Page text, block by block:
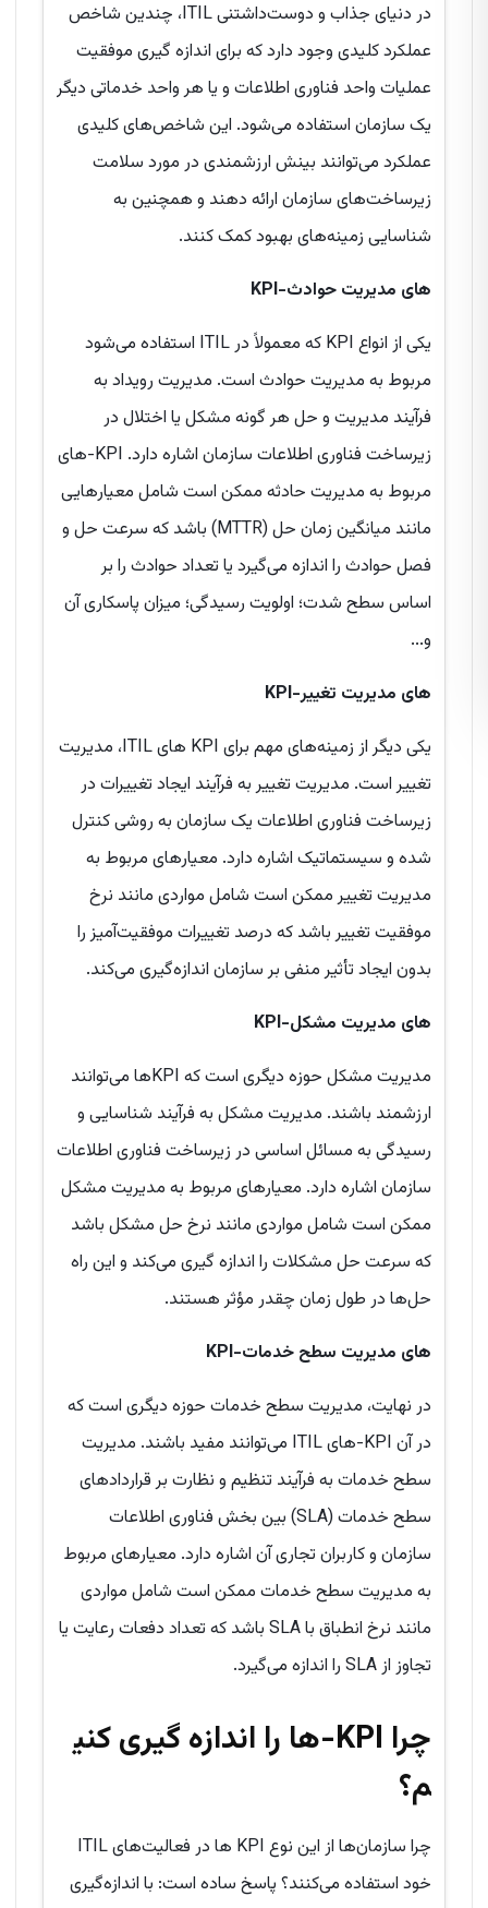
در دنیای جذاب و دوست‌داشتنی ITIL، چندین شاخص
عملکرد کلیدی وجود دارد که برای اندازه گیری موفقیت
عملیات واحد فناوری اطلاعات و یا هر واحد خدماتی دیگر
یک سازمان استفاده می‌شود. این شاخص‌های کلیدی
عملکرد می‌توانند بینش ارزشمندی در مورد سلامت
زیرساخت‌های سازمان ارائه دهند و همچنین به
شناسایی زمینه‌های بهبود کمک کنند.
KPI-های مدیریت حوادث
یکی از انواع KPI که معمولاً در ITIL استفاده می‌شود
مربوط به مدیریت حوادث است. مدیریت رویداد به
فرآیند مدیریت و حل هر گونه مشکل یا اختلال در
زیرساخت فناوری اطلاعات سازمان اشاره دارد. KPI-های
مربوط به مدیریت حادثه ممکن است شامل معیارهایی
مانند میانگین زمان حل (MTTR) باشد که سرعت حل و
فصل حوادث را اندازه می‌گیرد یا تعداد حوادث را بر
اساس سطح شدت؛ اولویت رسیدگی؛ میزان پاسکاری آن
و...
KPI-های مدیریت تغییر
یکی دیگر از زمینه‌های مهم برای KPI های ITIL، مدیریت
تغییر است. مدیریت تغییر به فرآیند ایجاد تغییرات در
زیرساخت فناوری اطلاعات یک سازمان به روشی کنترل
شده و سیستماتیک اشاره دارد. معیارهای مربوط به
مدیریت تغییر ممکن است شامل مواردی مانند نرخ
موفقیت تغییر باشد که درصد تغییرات موفقیت‌آمیز را
بدون ایجاد تأثیر منفی بر سازمان اندازه‌گیری می‌کند.
KPI-های مدیریت مشکل
مدیریت مشکل حوزه دیگری است که KPIها می‌توانند
ارزشمند باشند. مدیریت مشکل به فرآیند شناسایی و
رسیدگی به مسائل اساسی در زیرساخت فناوری اطلاعات
سازمان اشاره دارد. معیارهای مربوط به مدیریت مشکل
ممکن است شامل مواردی مانند نرخ حل مشکل باشد
که سرعت حل مشکلات را اندازه گیری می‌کند و این راه
حل‌ها در طول زمان چقدر مؤثر هستند.
KPI-های مدیریت سطح خدمات
در نهایت، مدیریت سطح خدمات حوزه دیگری است که
در آن KPI-های ITIL می‌توانند مفید باشند. مدیریت
سطح خدمات به فرآیند تنظیم و نظارت بر قراردادهای
سطح خدمات (SLA) بین بخش فناوری اطلاعات
سازمان و کاربران تجاری آن اشاره دارد. معیارهای مربوط
به مدیریت سطح خدمات ممکن است شامل مواردی
مانند نرخ انطباق با SLA باشد که تعداد دفعات رعایت یا
تجاوز از SLA را اندازه می‌گیرد.
چرا KPI-ها را اندازه گیری کنی
م؟
چرا سازمان‌ها از این نوع KPI ها در فعالیت‌های ITIL
خود استفاده می‌کنند؟ پاسخ ساده است: با اندازه‌گیری